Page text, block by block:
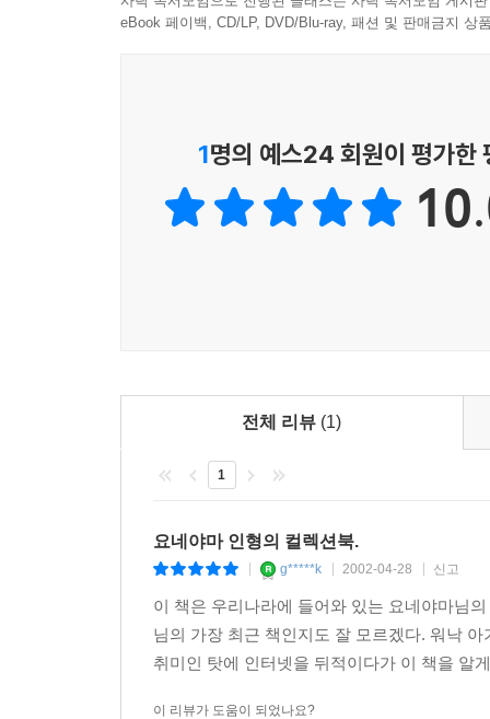
eBook 페이백, CD/LP, DVD/Blu-ray, 패션 및 판매금지 상
1명의 예스24 회원이 평가한
전체 리뷰 (1)
1
요네야마 인형의 컬렉션북.
g*****k 2002-04-28 신고
이 책은 우리나라에 들어와 있는 요네야마님
님의 가장 최근 책인지도 잘 모르겠다. 워낙
취미인 탓에 인터넷을 뒤적이다가 이 책을 알
이 리뷰가 도움이 되었나요?